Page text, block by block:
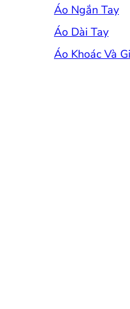
Áo Ngắn Tay
Áo Dài Tay
Áo Khoác Và